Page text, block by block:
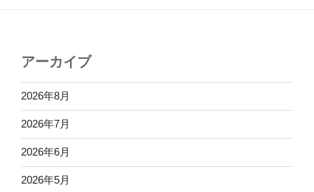
アーカイブ
2026年8月
2026年7月
2026年6月
2026年5月